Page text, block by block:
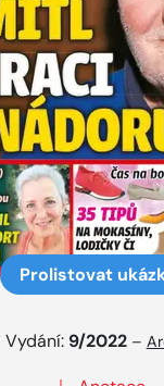
Prolistovat
Vydání: 9/2022 –